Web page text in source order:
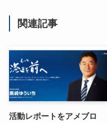
関連記事
活動レポートをアメブロ